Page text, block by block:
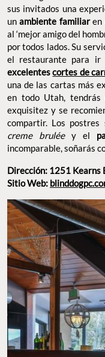
sus invitados una
unambiente familiaren
al ‘mejor amigo del
por todos lados. Su
el restaurante para
excelentescortes de
una de las cartas más
en todo Utah, tendrás
exquisitez y se
compartir. Los
creme bruléey el
incomparable, soñarás
Dirección: 1251 Kearns
Sitio Web: